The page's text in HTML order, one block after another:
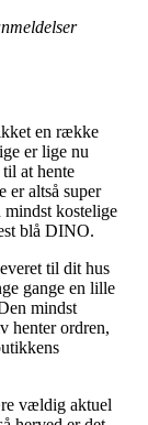
en række
er lige nu
at hente
er altså super
kostelige
blå DINO.
til dit hus
gange en lille
mindst
henter ordren,
vældig aktuel